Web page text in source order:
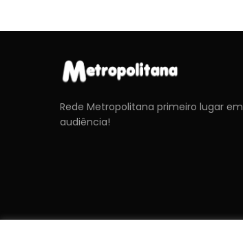
Rede Metropolitana primeiro lugar em
audiência!